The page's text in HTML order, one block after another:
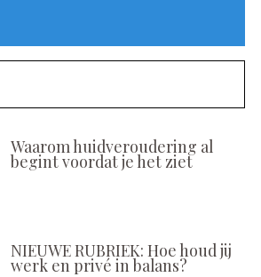
Waarom huidveroudering al
begint voordat je het ziet
NIEUWE RUBRIEK: Hoe houd jij
werk en privé in balans?